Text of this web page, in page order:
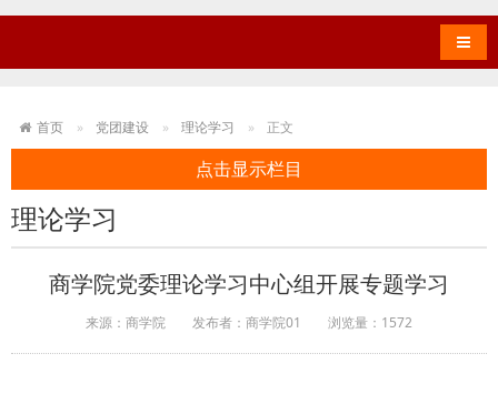
导航
首页 党团建设 理论学习 正文
点击显示栏目
理论学习
商学院党委理论学习中心组开展专题学习
来源：商学院 发布者：商学院01 浏览量： 1572